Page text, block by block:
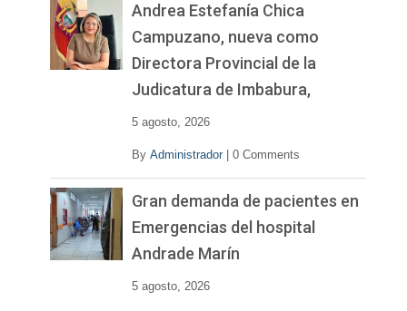
Andrea Estefanía Chica
Campuzano, nueva como
Directora Provincial de la
Judicatura de Imbabura,
5 agosto, 2026
By Administrador 0 Comments
Gran demanda de pacientes en
Emergencias del hospital
Andrade Marín
5 agosto, 2026